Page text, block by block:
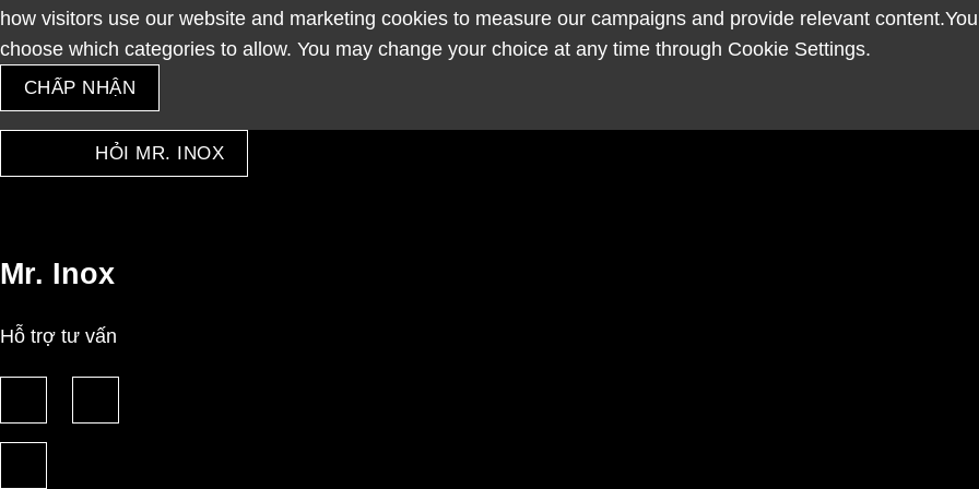
how visitors use our website and marketing cookies to measure our campaigns and provide relevant
choose which categories to allow. You may change your choice at any time through Cookie Settings.
CHẤP NHẬN
HỎI MR. INOX
Mr. Inox
Hỗ trợ tư vấn